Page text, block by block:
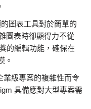
圖表工具對於簡單的
圖表時卻顯得力不從
的編輯功能，確保在
。
業級專案的複雜性而令
具備應對大型專案需